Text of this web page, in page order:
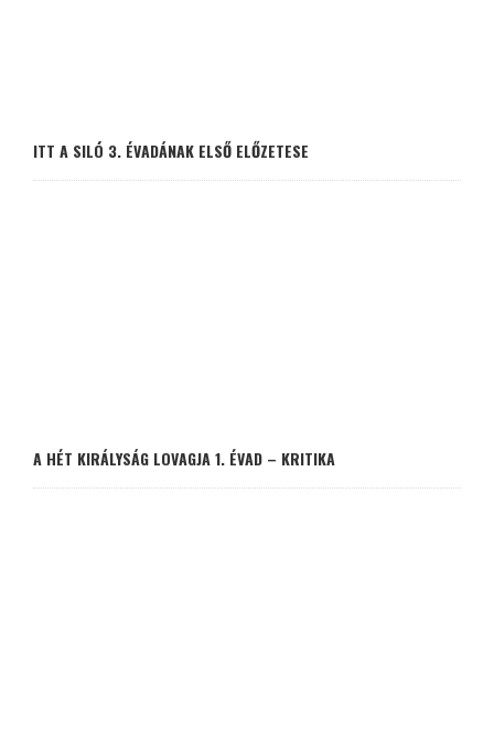
ITT A SILÓ 3. ÉVADÁNAK ELSŐ ELŐZETESE
A HÉT KIRÁLYSÁG LOVAGJA 1. ÉVAD – KRITIKA